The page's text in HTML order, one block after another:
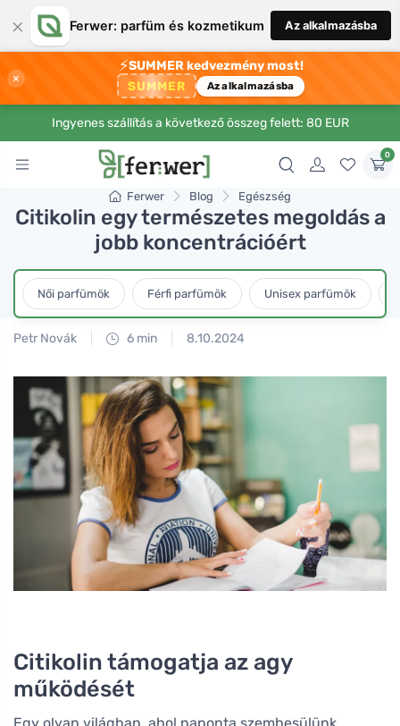
× Ferwer: parfüm és kozmetikum Az alkalmazásba
×
⚡SUMMER kedvezmény most!
SUMMER Az alkalmazásba
Ingyenes szállítás a következő összeg felett: 80 EUR
0
Ferwer Blog Egészség
Citikolin egy természetes megoldás a
jobb koncentrációért
Női parfümök Férfi parfümök Unisex parfümök
Petr Novák 6 min 8.10.2024
Citikolin támogatja az agy
működését